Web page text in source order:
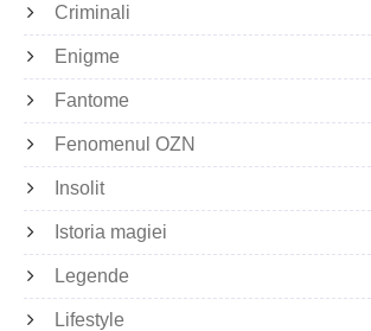
Criminali
Enigme
Fantome
Fenomenul OZN
Insolit
Istoria magiei
Legende
Lifestyle